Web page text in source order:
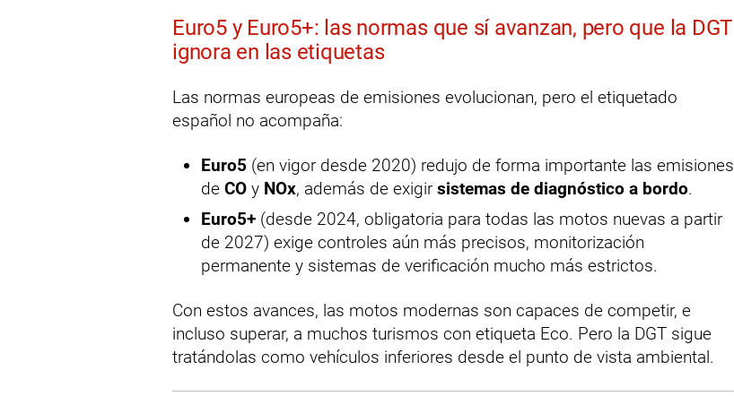
Euro5 y Euro5+: las normas que sí avanzan, pero que la DGT
ignora en las etiquetas
Las normas europeas de emisiones evolucionan, pero el etiquetado
español no acompaña:
Euro5 (en vigor desde 2020) redujo de forma importante las emisiones
de CO y NOx, además de exigir sistemas de diagnóstico a bordo.
Euro5+ (desde 2024, obligatoria para todas las motos nuevas a partir
de 2027) exige controles aún más precisos, monitorización
permanente y sistemas de verificación mucho más estrictos.
Con estos avances, las motos modernas son capaces de competir, e
incluso superar, a muchos turismos con etiqueta Eco. Pero la DGT sigue
tratándolas como vehículos inferiores desde el punto de vista ambiental.